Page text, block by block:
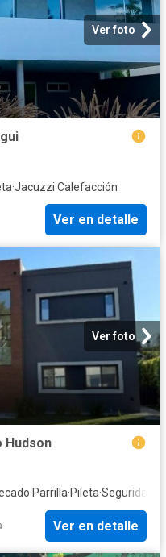
Ver foto
·Jacuzzi·Calefacción
Ver en detalle
Ver foto
Hudson
·Parrilla·Pileta·Seguridad
Ver en detalle